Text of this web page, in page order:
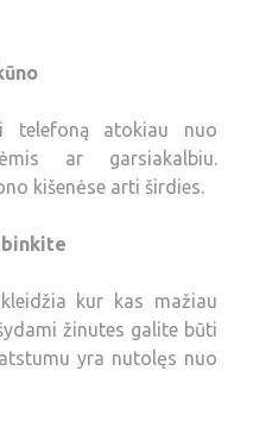
telefoną atokiau nuo
ar garsiakalbiu.
kišenėse arti širdies.
kur kas mažiau
žinutes galite būti
yra nutolęs nuo